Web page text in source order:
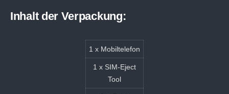
Inhalt der Verpackung:
1 x Mobiltelefon
1 x SIM-Eject
Tool